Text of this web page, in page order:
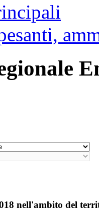
nell'ambito del